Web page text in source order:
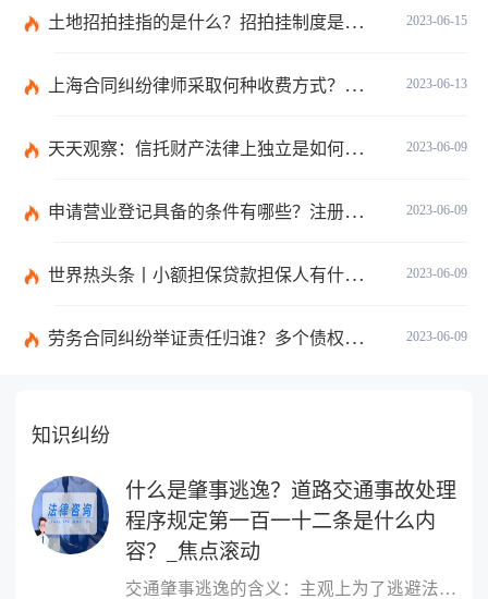
2023-06-15
土地招拍挂指的是什么？招拍挂制度是什么？
2023-06-13
上海合同纠纷律师采取何种收费方式？经济纠纷律师采取何种收费方式？
2023-06-09
天天观察：信托财产法律上独立是如何理解的？财产权信托的优点有什么？
2023-06-09
申请营业登记具备的条件有哪些？注册公司需要准备哪些材料？
2023-06-09
世界热头条丨小额担保贷款担保人有什么责任？保证合同应当有哪些内容？
2023-06-09
劳务合同纠纷举证责任归谁？多个债权人的债权种类不同的如何清偿？ 全球热头条
知识纠纷
什么是肇事逃逸？道路交通事故处理
程序规定第一百一十二条是什么内
容？_焦点滚动
交通肇事逃逸的含义：主观上为了逃避法律责任或救助义务，驾驶肇事